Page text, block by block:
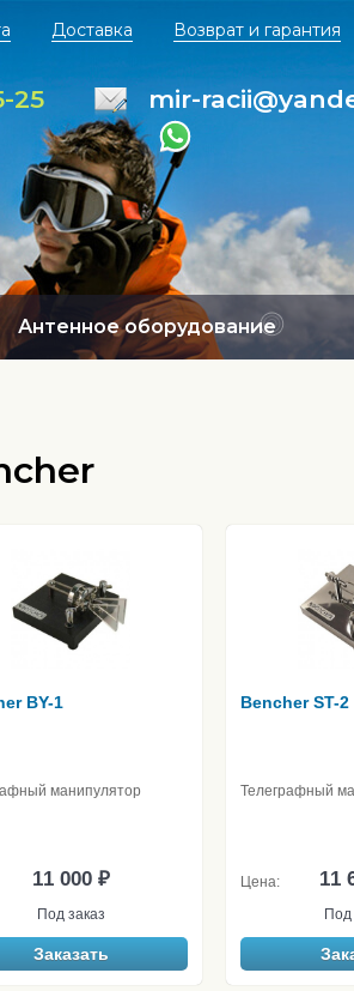
Доставка Возврат и гарантия
25 mir-
Антенное оборудование
BY-1
манипулятор
11 000 ₽
Под заказ
Заказать
Bencher ST-2
Телеграфный
Цена: 11
Под